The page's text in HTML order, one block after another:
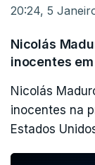
serem
legislação
anexação
Trump,
20:24, 5
Nicolás
inocentes
Nicolás
inocentes na
Estados